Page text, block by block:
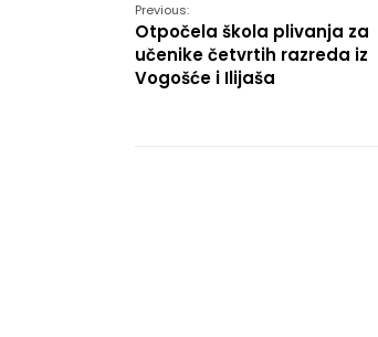
Previous:
Otpočela škola plivanja za
učenike četvrtih razreda iz
Vogošće i Ilijaša